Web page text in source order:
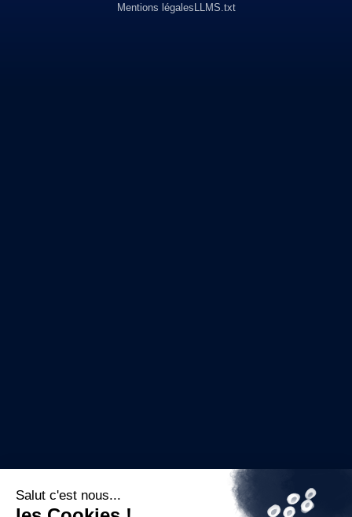
Mentions légales LLMS.txt